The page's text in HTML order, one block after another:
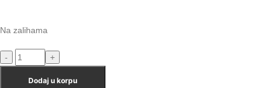
Na zalihama
Dodaj u korpu